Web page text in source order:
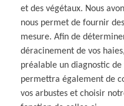
et des végétaux. Nous
nous permet de fournir
mesure. Afin de
déracinement de vos
préalable un diagnostic de
permettra également de
vos arbustes et choisir